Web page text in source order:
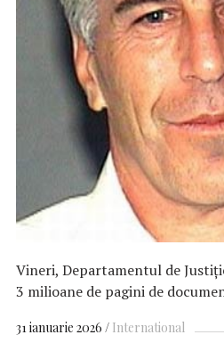
Vineri, Departamentul de
3 milioane de pagini de
31 ianuarie 2026 International